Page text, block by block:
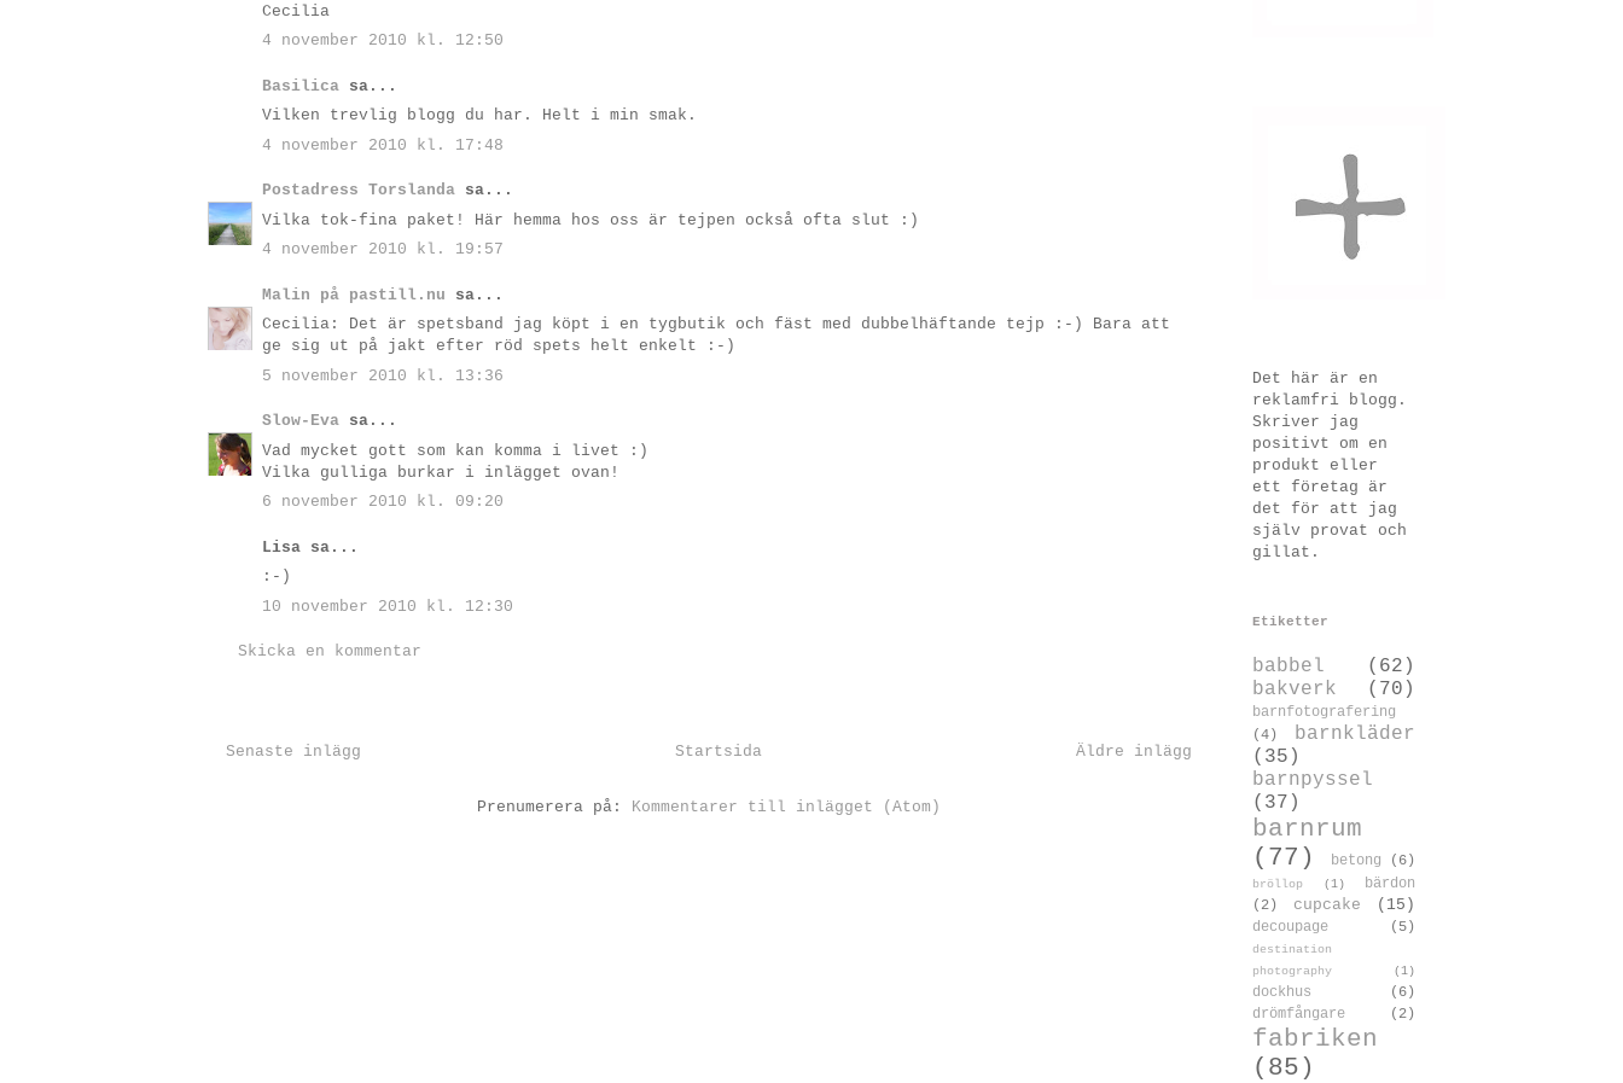
Cecilia
4 november 2010 kl. 12:50
Basilica sa...
Vilken trevlig blogg du har. Helt i min smak.
4 november 2010 kl. 17:48
Postadress Torslanda sa...
Vilka tok-fina paket! Här hemma hos oss är tejpen också ofta slut :)
4 november 2010 kl. 19:57
Malin på pastill.nu sa...
Cecilia: Det är spetsband jag köpt i en tygbutik och fäst med dubbelhäftande tejp :-) Bara att
ge sig ut på jakt efter röd spets helt enkelt :-)
5 november 2010 kl. 13:36
Slow-Eva sa...
Vad mycket gott som kan komma i livet :)
Vilka gulliga burkar i inlägget ovan!
6 november 2010 kl. 09:20
Lisa sa...
:-)
10 november 2010 kl. 12:30
Skicka en kommentar
Senaste inlägg Äldre inlägg
Startsida
Prenumerera på: Kommentarer till inlägget (Atom)
Det här är en
reklamfri blogg.
Skriver jag
positivt om en
produkt eller
ett företag är
det för att jag
själv provat och
gillat.
Etiketter
babbel
(62)
bakverk
(70)
barnfotografering
(4)
barnkläder
(35)
barnpyssel
(37)
barnrum
(77)
betong (6)
bröllop (1)
bärdon
(2)
cupcake (15)
decoupage (5)
destination
photography
(1)
dockhus
(6)
drömfångare
(2)
fabriken
(85)